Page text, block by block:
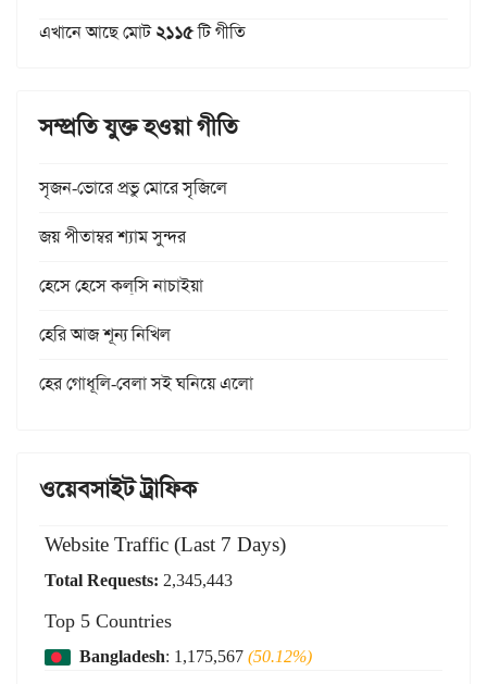
এখানে আছে মোট২১১৫টি গীতি
সম্প্রতি যুক্ত হওয়া গীতি
সৃজন-ভোরে প্রভু মোরে সৃজিলে
জয় পীতাম্বর শ্যাম সুন্দর
হেসে হেসে কল্‌সি নাচাইয়া
হেরি আজ শূন্য নিখিল
হের গোধূলি-বেলা সই ঘনিয়ে এলো
ওয়েবসাইট ট্রাফিক
Website Traffic (Last 7 Days)
Total Requests: 2,345,443
Top 5 Countries
Bangladesh: 1,175,567(50.12%)